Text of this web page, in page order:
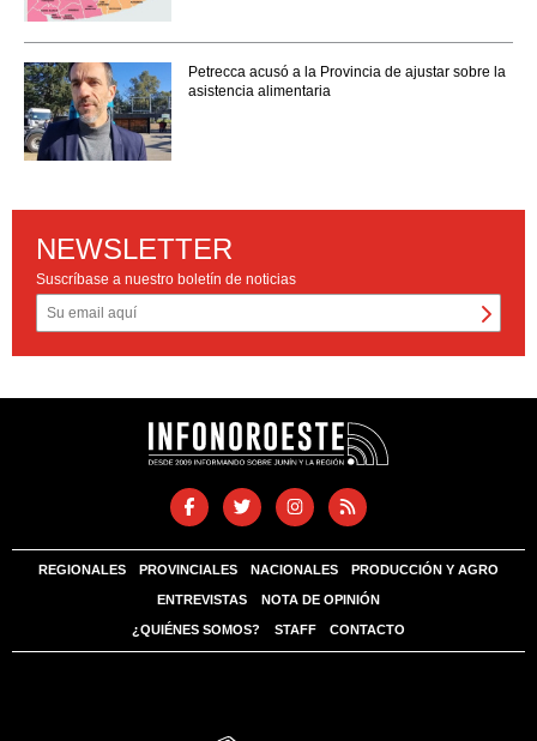
Petrecca acusó a la Provincia de ajustar sobre la
asistencia alimentaria
NEWSLETTER
Suscríbase a nuestro boletín de noticias
REGIONALES PROVINCIALES NACIONALES PRODUCCIÓN Y AGRO
ENTREVISTAS NOTA DE OPINIÓN
¿QUIÉNES SOMOS? STAFF CONTACTO